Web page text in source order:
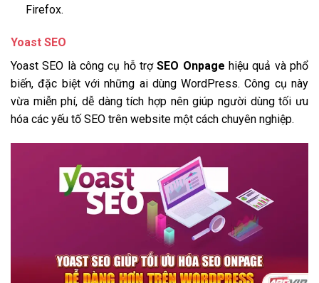
Firefox.
Yoast SEO
Yoast SEO là công cụ hỗ trợSEO Onpage hiệu quả và phổ
biến, đặc biệt với những ai dùng WordPress. Công cụ này
vừa miễn phí, dễ dàng tích hợp nên giúp người dùng tối ưu
hóa các yếu tố SEO trên website một cách chuyên nghiệp.